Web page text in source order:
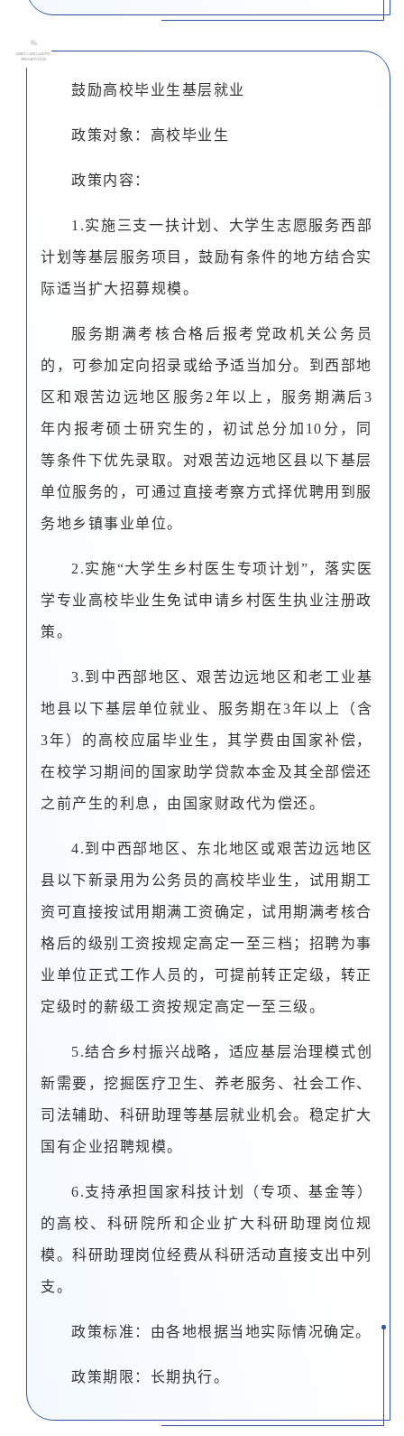
09
鼓励高校毕业生基层就业
政策对象：高校毕业生
政策内容：
1.实施三支一扶计划、大学生志愿服务西部
计划等基层服务项目，鼓励有条件的地方结合实
际适当扩大招募规模。
服务期满考核合格后报考党政机关公务员
的，可参加定向招录或给予适当加分。到西部地
区和艰苦边远地区服务2年以上，服务期满后3
年内报考硕士研究生的，初试总分加10分，同
等条件下优先录取。对艰苦边远地区县以下基层
单位服务的，可通过直接考察方式择优聘用到服
务地乡镇事业单位。
2.实施“大学生乡村医生专项计划”，落实医
学专业高校毕业生免试申请乡村医生执业注册政
策。
3.到中西部地区、艰苦边远地区和老工业基
地县以下基层单位就业、服务期在3年以上（含
3年）的高校应届毕业生，其学费由国家补偿，
在校学习期间的国家助学贷款本金及其全部偿还
之前产生的利息，由国家财政代为偿还。
4.到中西部地区、东北地区或艰苦边远地区
县以下新录用为公务员的高校毕业生，试用期工
资可直接按试用期满工资确定，试用期满考核合
格后的级别工资按规定高定一至三档；招聘为事
业单位正式工作人员的，可提前转正定级，转正
定级时的薪级工资按规定高定一至三级。
5.结合乡村振兴战略，适应基层治理模式创
新需要，挖掘医疗卫生、养老服务、社会工作、
司法辅助、科研助理等基层就业机会。稳定扩大
国有企业招聘规模。
6.支持承担国家科技计划（专项、基金等）
的高校、科研院所和企业扩大科研助理岗位规
模。科研助理岗位经费从科研活动直接支出中列
支。
政策标准：由各地根据当地实际情况确定。
政策期限：长期执行。